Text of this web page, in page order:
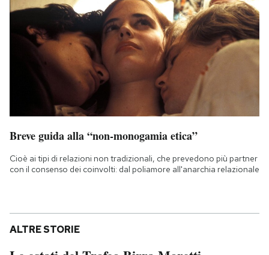
Breve guida alla “non-monogamia etica”
Cioè ai tipi di relazioni non tradizionali, che prevedono più partner
con il consenso dei coinvolti: dal poliamore all'anarchia relazionale
ALTRE STORIE